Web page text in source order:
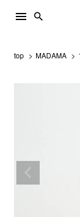
menu search
top MADAMA